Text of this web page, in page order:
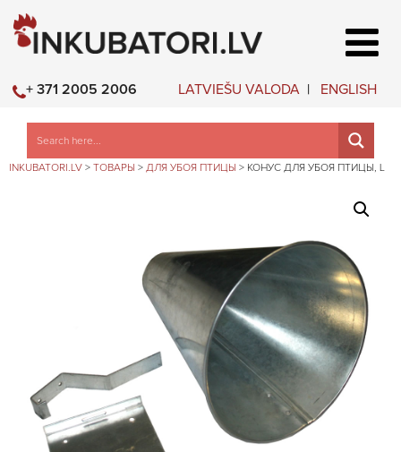
LATVIEŠU VALODA ENGLISH
+ 371 2005 2006
INKUBATORI.LV > ТОВАРЫ > ДЛЯ УБОЯ ПТИЦЫ > КОНУС ДЛЯ УБОЯ ПТИЦЫ, L